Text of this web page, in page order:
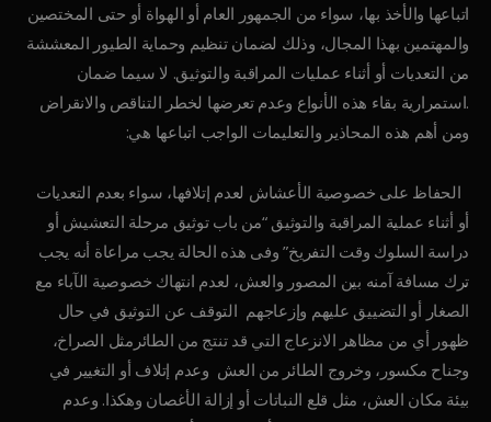
اتباعها والأخذ بها، سواء من الجمهور العام أو الهواة أو حتى المختصين
والمهتمين بهذا المجال، وذلك لضمان تنظيم وحماية الطيور المعششة
من التعديات أو أثناء عمليات المراقبة والتوثيق. لا سيما ضمان
استمرارية بقاء هذه الأنواع وعدم تعرضها لخطر التناقص والانقراض.
ومن أهم هذه المحاذير والتعليمات الواجب اتباعها هي:
الحفاظ على خصوصية الأعشاش لعدم إتلافها، سواء بعدم التعديات
أو أثناء عملية المراقبة والتوثيق “من باب توثيق مرحلة التعشيش أو
دراسة السلوك وقت التفريخ” وفى هذه الحالة يجب مراعاة أنه يجب
ترك مسافة آمنه بين المصور والعش، لعدم انتهاك خصوصية الآباء مع
الصغار أو التضييق عليهم وإزعاجهم التوقف عن التوثيق في حال
ظهور أي من مظاهر الانزعاج التي قد تنتج من الطائرمثل الصراخ،
وجناح مكسور، وخروج الطائر من العش وعدم إتلاف أو التغيير في
بيئة مكان العش، مثل قلع النباتات أو إزالة الأغصان وهكذا. وعدم